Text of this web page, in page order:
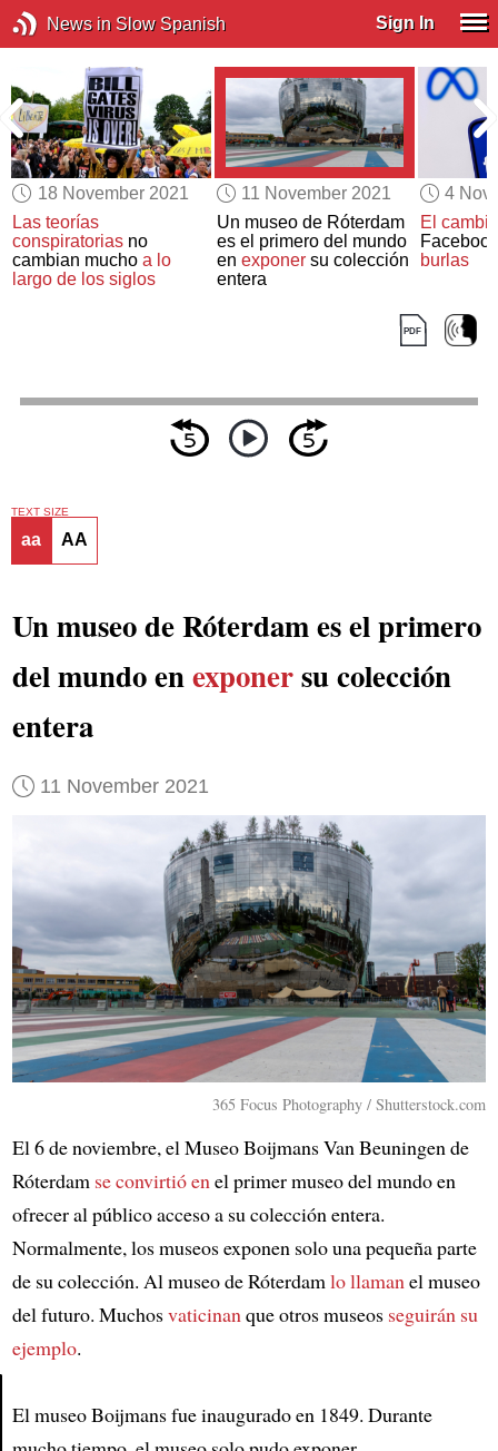
News in Slow Spanish Sign In
18 November 2021
Las teorías
conspiratorias no
cambian muchoa lo
largo de los siglos
11 November 2021
Un museo de Róterdam
es el primero del mundo
en exponersu colección
entera
4
El
burlas
Article
TEXT SIZE
aa AA
Un museo de Róterdam es el primero
del mundo enexponersu colección
entera
11 November 2021
365 Focus Photography / Shutterstock.com
El 6 de noviembre, el Museo Boijmans Van Beuningen de
Róterdam se convirtió en el primer museo del mundo en
ofrecer al público acceso a su colección entera.
Normalmente, los museos exponen solo una pequeña parte
de su colección. Al museo de Róterdam lo llaman el museo
del futuro. Muchosvaticinan que otros museos seguirán su
ejemplo.
El museo Boijmans fue inaugurado en 1849. Durante